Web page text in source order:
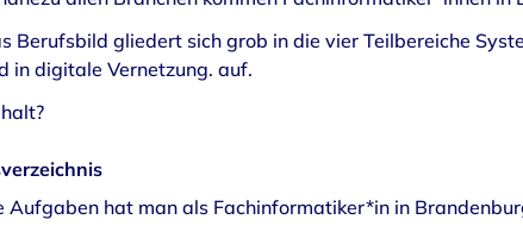
Berufsbild gliedert sich grob in die vier Teilbereiche
in digitale Vernetzung. auf.
Aufgaben hat man als Fachinformatiker*in in